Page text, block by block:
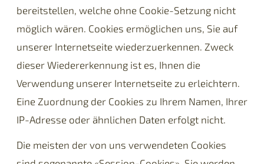
bereitstellen, welche ohne Cookie-Setzung nicht
möglich wären. Cookies ermöglichen uns, Sie auf
unserer Internetseite wiederzuerkennen. Zweck
dieser Wiedererkennung ist es, Ihnen die
Verwendung unserer Internetseite zu erleichtern.
Eine Zuordnung der Cookies zu Ihrem Namen, Ihrer
IP-Adresse oder ähnlichen Daten erfolgt nicht.
Die meisten der von uns verwendeten Cookies